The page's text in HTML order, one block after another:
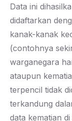
Data ini
didaftarkan
kanak-kanak
(contohnya
warganegara
ataupun
terpencil tidak
terkandung
data kematian